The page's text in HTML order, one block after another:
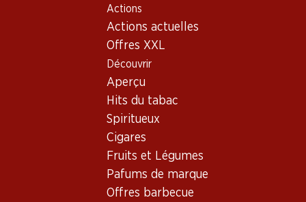
Actions
Actions actuelles
Offres XXL
Découvrir
Aperçu
Hits du tabac
Spiritueux
Cigares
Fruits et Légumes
Pafums de marque
Offres barbecue
Shop des Vins
France
Bordeaux
Château Bonnet Réserve Bordeaux AOC